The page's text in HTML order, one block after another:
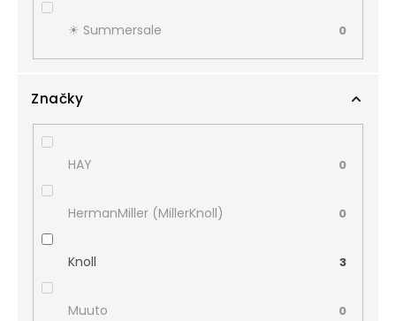
☀︎ Summersale 0
Značky
HAY 0
HermanMiller (MillerKnoll) 0
Knoll 3
Muuto 0